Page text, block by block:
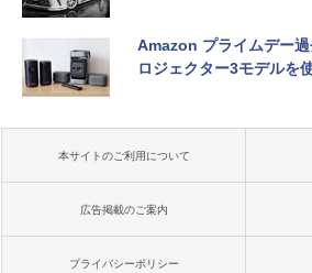
Amazon プライムデー
ロジェクター3モデルを
本サイトのご利用について
広告掲載のご案内
プライバシーポリシー